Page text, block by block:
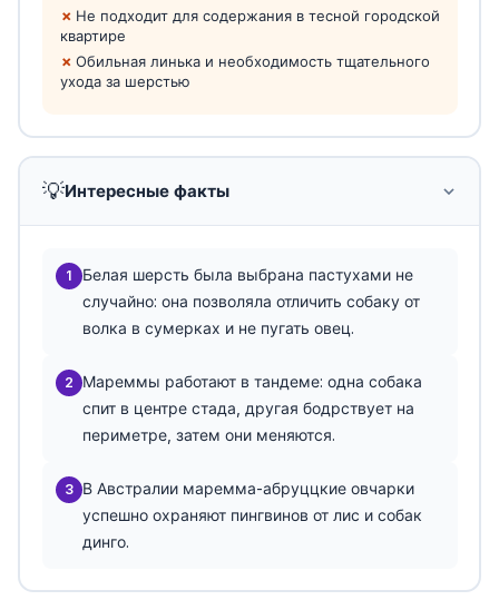
Не подходит для содержания в тесной городской
квартире
Обильная линька и необходимость тщательного
ухода за шерстью
💡Интересные факты
1
Белая шерсть была выбрана пастухами не
случайно: она позволяла отличить собаку от
волка в сумерках и не пугать овец.
2 Мареммы работают в тандеме: одна собака
спит в центре стада, другая бодрствует на
периметре, затем они меняются.
3 В Австралии маремма-абруццкие овчарки
успешно охраняют пингвинов от лис и собак
динго.